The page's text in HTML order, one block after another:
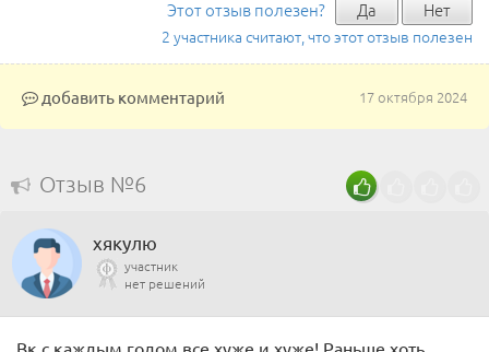
Этот отзыв полезен? Да Нет
2 участника считают, что этот отзыв полезен
17 октября 2024
добавить комментарий
Отзыв №6
хякулю
участник
нет решений
Вк с каждым годом все хуже и хуже! Раньше хоть